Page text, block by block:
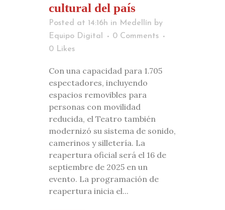
cultural del país
Posted at 14:16h in Medellín by
Equipo Digital
0 Comments
0 Likes
Con una capacidad para 1.705
espectadores, incluyendo
espacios removibles para
personas con movilidad
reducida, el Teatro también
modernizó su sistema de sonido,
camerinos y silletería. La
reapertura oficial será el 16 de
septiembre de 2025 en un
evento. La programación de
reapertura inicia el...